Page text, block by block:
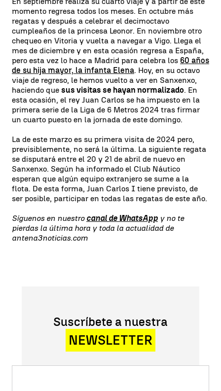
momento regresa todos los meses. En octubre más
regatas y después a celebrar el decimoctavo
cumpleaños de la princesa Leonor. En noviembre otro
chequeo en Vitoria y vuelta a navegar a Vigo. Llega el
mes de diciembre y en esta ocasión regresa a España,
pero esta vez lo hace a Madrid para celebra los 60 años
de su hija mayor, la infanta Elena. Hoy, en su octavo
viaje de regreso, le hemos vuelto a ver en Sanxenxo,
haciendo que sus visitas se hayan normalizado. En
esta ocasión, el rey Juan Carlos se ha impuesto en la
primera serie de la Liga de 6 Metros 2024 tras firmar
un cuarto puesto en la jornada de este domingo.
La de este marzo es su primera visita de 2024 pero,
previsiblemente, no será la última. La siguiente regata
se disputará entre el 20 y 21 de abril de nuevo en
Sanxenxo. Según ha informado el Club Náutico
esperan que algún equipo extranjero se sume a la
flota. De esta forma, Juan Carlos I tiene previsto, de
ser posible, participar en todas las regatas de este año.
Síguenos en nuestro canal de WhatsApp y no te
pierdas la última hora y toda la actualidad de
antena3noticias.com
Suscríbete a nuestra
NEWSLETTER